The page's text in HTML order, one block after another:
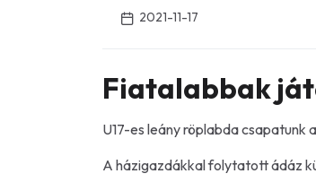
2021-11-17
Fiatalabbak
U17-es leány röplabda
A házigazdákkal folytatott ádáz